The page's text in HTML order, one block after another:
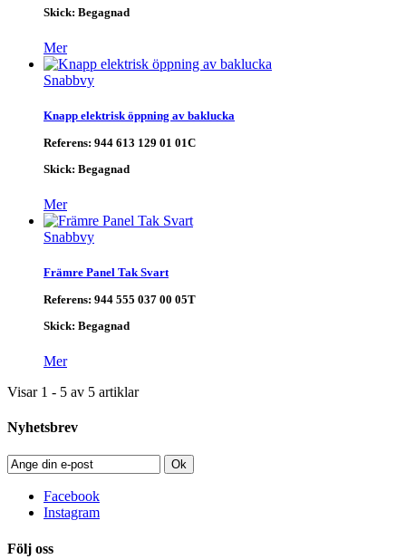
Skick: Begagnad
Mer
Snabbvy
Knapp elektrisk öppning av baklucka
Referens: 944 613 129 01 01C
Skick: Begagnad
Mer
Snabbvy
Främre Panel Tak Svart
Referens: 944 555 037 00 05T
Skick: Begagnad
Mer
Visar 1 - 5 av 5 artiklar
Nyhetsbrev
Ok
Facebook
Instagram
Följ oss